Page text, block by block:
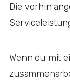
Die vorhin
Wenn du mit